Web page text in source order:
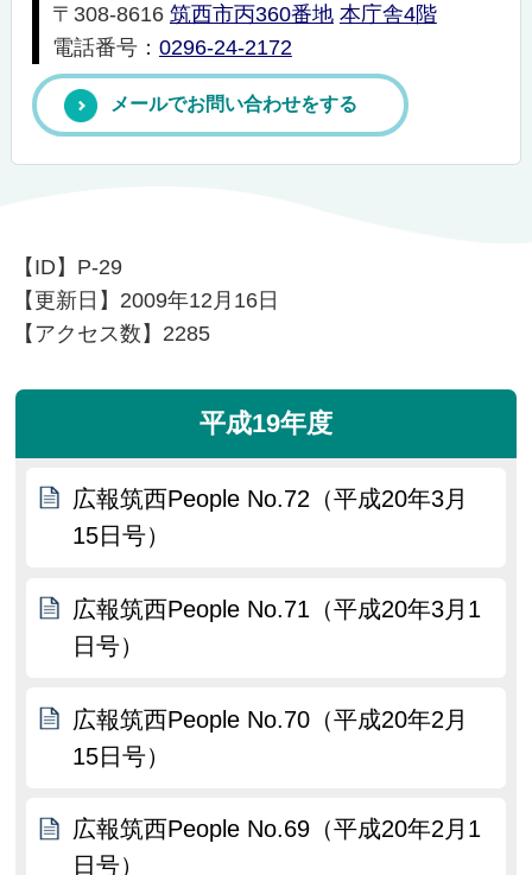
〒308-8616 筑西市丙360番地 本庁舎4階
電話番号： 0296-24-2172
メールでお問い合わせをする
【ID】 P-29
【更新日】 2009年12月16日
【アクセス数】 2285
平成19年度
広報筑西People No.72（平成20年3月
15日号）
広報筑西People No.71（平成20年3月1
日号）
広報筑西People No.70（平成20年2月
15日号）
広報筑西People No.69（平成20年2月1
日号）